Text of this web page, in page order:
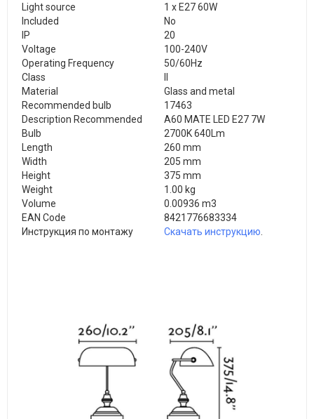
Light source
1 x E27 60W
Included
No
IP
20
Voltage
100-240V
Operating Frequency
50/60Hz
Class
II
Material
Glass and metal
Recommended bulb
17463
Description Recommended
Bulb
A60 MATE LED E27 7W
2700K 640Lm
Length
260 mm
Width
205 mm
Height
375 mm
Weight
1.00 kg
Volume
0.00936 m3
EAN Code
8421776683334
Инструкция по монтажу
Скачать инструкцию